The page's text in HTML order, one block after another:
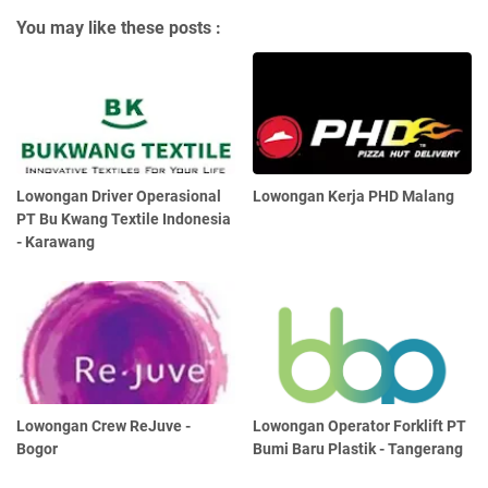
You may like these posts :
Lowongan Driver Operasional
PT Bu Kwang Textile Indonesia
- Karawang
Lowongan Kerja PHD Malang
Lowongan Crew ReJuve -
Bogor
Lowongan Operator Forklift PT
Bumi Baru Plastik - Tangerang